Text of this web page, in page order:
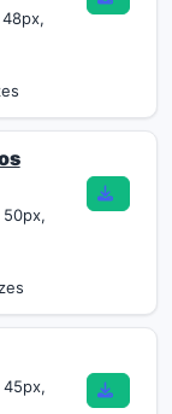
48px,
50px,
45px,